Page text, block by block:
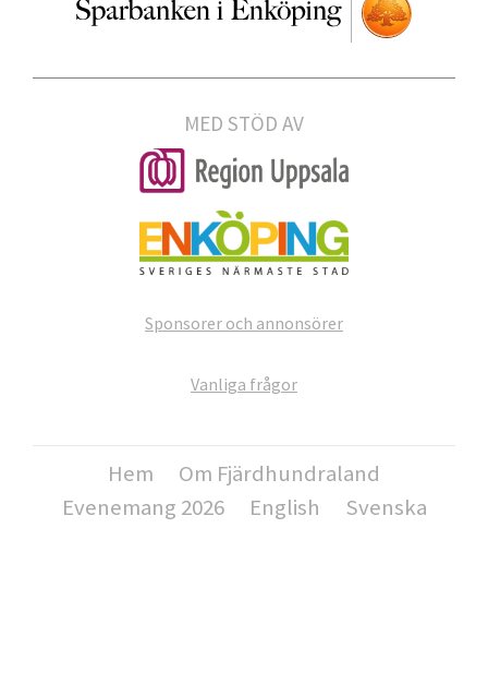
MED STÖD AV
Sponsorer och annonsörer
Vanliga frågor
Hem
Om Fjärdhundraland
Evenemang 2026
English Svenska